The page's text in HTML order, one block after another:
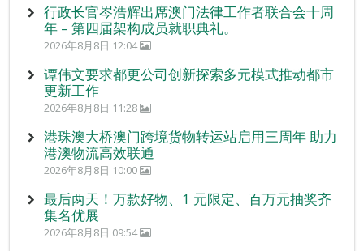
行政长官岑浩辉出席澳门法律工作者联合会十周
年 – 第四届架构成员就职典礼。
2026年8月8日 12:04
谭伟文要求都更公司创新探索多元模式推动都市
更新工作
2026年8月8日 11:28
港珠澳大桥澳门跨境货物转运站启用三周年 助力
港澳物流高效联通
2026年8月8日 10:00
最后两天！万款好物、1 元限定、百万元抽奖齐
集名优展
2026年8月8日 09:54